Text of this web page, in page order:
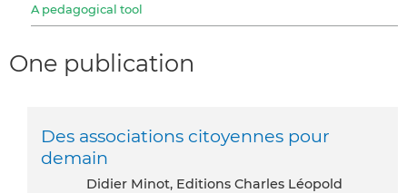
A pedagogical tool
One publication
Des associations citoyennes pour
demain
Didier Minot, Editions Charles Léopold